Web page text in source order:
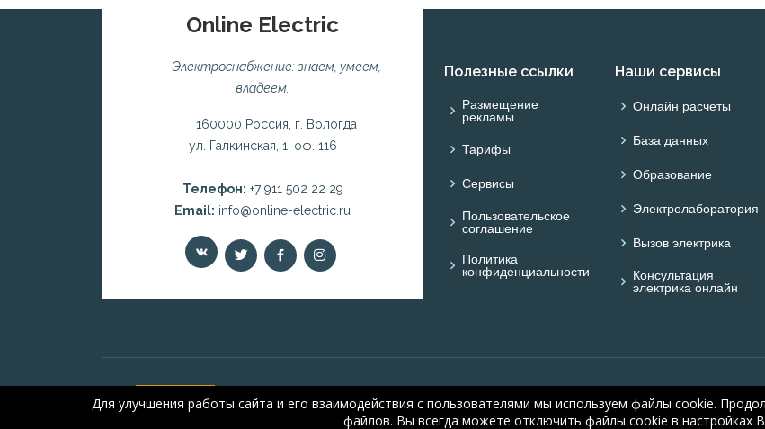
Online Electric
Электроснабжение: знаем, умеем,
владеем.
160000 Россия, г. Вологда
ул. Галкинская, 1, оф. 116
Телефон: +7 911 502 22 29
Email: info@online-electric.ru
Полезные ссылки
Размещение
рекламы
Тарифы
Сервисы
Пользовательское
соглашение
Политика
конфиденциальности
Наши сервисы
Онлайн расчеты
База данных
Образование
Электролаборатория
Вызов электрика
Консультация
электрика онлайн
electric.ru,
Для улучшения работы сайта и его взаимодействия с пользователями мы используем файлы cookie.
файлов. Вы всегда можете отключить файлы cookie в настройках